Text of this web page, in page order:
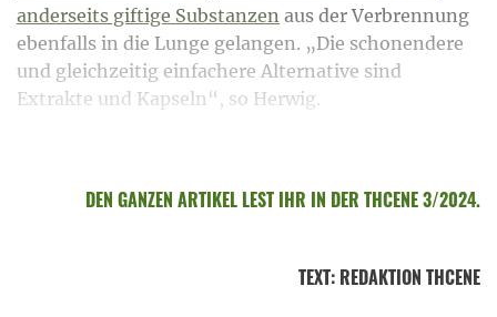
anderseits giftige Substanzen aus der Verbrennung
ebenfalls in die Lunge gelangen. „Die schonendere
und gleichzeitig einfachere Alternative sind
Extrakte und Kapseln“, so Herwig.
DEN GANZEN ARTIKEL LEST IHR IN DER THCENE 3/2024.
TEXT: REDAKTION THCENE